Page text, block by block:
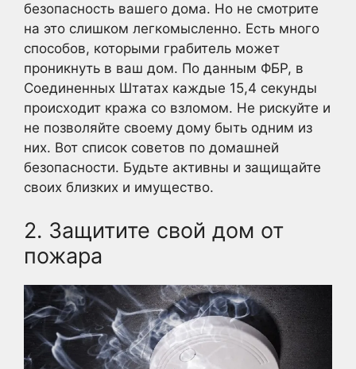
безопасность вашего дома. Но не смотрите
на это слишком легкомысленно. Есть много
способов, которыми грабитель может
проникнуть в ваш дом. По данным ФБР, в
Соединенных Штатах каждые 15,4 секунды
происходит кража со взломом. Не рискуйте и
не позволяйте своему дому быть одним из
них. Вот список советов по домашней
безопасности. Будьте активны и защищайте
своих близких и имущество.
2. Защитите свой дом от
пожара